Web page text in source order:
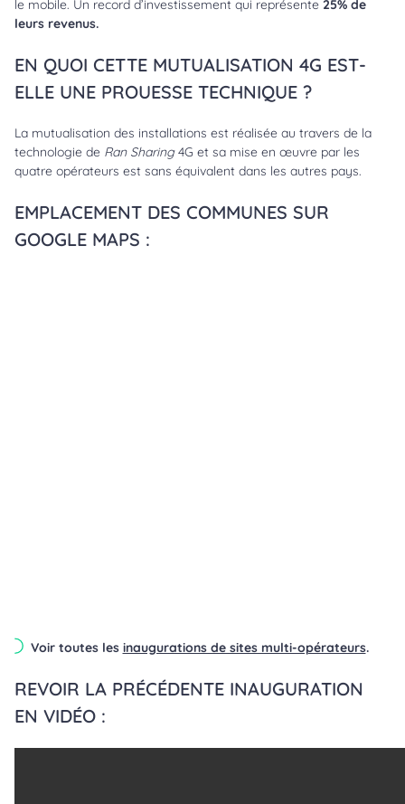
le mobile. Un record d’investissement qui représente 25% de
leurs revenus.
EN QUOI CETTE MUTUALISATION 4G EST-
ELLE UNE PROUESSE TECHNIQUE ?
La mutualisation des installations est réalisée au travers de la
technologie de Ran Sharing4G et sa mise en œuvre par les
quatre opérateurs est sans équivalent dans les autres pays.
EMPLACEMENT DES COMMUNES SUR
GOOGLE MAPS :
Voir toutes les inaugurations de sites multi-opérateurs.
REVOIR LA PRÉCÉDENTE INAUGURATION
EN VIDÉO :